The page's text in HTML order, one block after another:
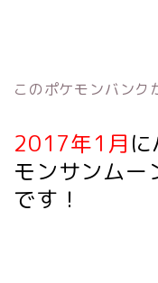
このポケモンバンク
2017年1月
モンサンムー
です！